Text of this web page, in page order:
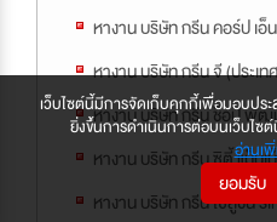
เว็บไซต์นี้มีการจัดเก็บคุกกี้เพื่อมอบปร
ยิ่งขึ้นการดำเนินการต่อบนเว็บไ
อ่านเ
ยอมรับ
หางาน บริษัท กรีน คอร์ป เอ็
หางาน บริษัท กรีน จี (ประเ
หางาน บริษัท กรีน ช็อป พั
หางาน บริษัท กรีน ซิตี้ แม็นเ
หางาน บริษัท กรีน โซลูชั่น รี